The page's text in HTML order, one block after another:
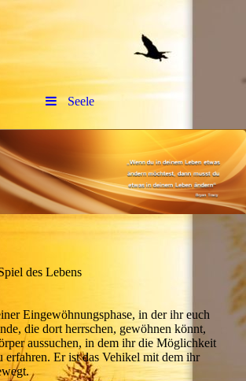
Seele
des Lebens
Eingewöhnungsphase, in der ihr euch
die dort herrschen, gewöhnen könnt,
aussuchen, in dem ihr die Möglichkeit
erfahren. Er ist das Vehikel mit dem ihr